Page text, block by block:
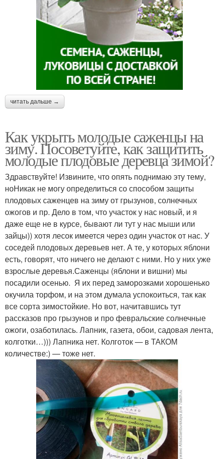
читать дальше →
Как укрыть молодые саженцы на
зиму. Посоветуйте, как защитить
молодые плодовые деревца зимой?
Здравствуйте! Извините, что опять поднимаю эту тему,
ноНикак не могу определиться со способом защиты
плодовых саженцев на зиму от грызунов, солнечных
ожогов и пр. Дело в том, что участок у нас новый, и я
даже еще не в курсе, бывают ли тут у нас мыши или
зайцы)) хотя лесок имеется через один участок от нас. У
соседей плодовых деревьев нет. А те, у которых яблони
есть, говорят, что ничего не делают с ними. Но у них уже
взрослые деревья.Саженцы (яблони и вишни) мы
посадили осенью. Я их перед заморозками хорошенько
окучила торфом, и на этом думала успокоиться, так как
все сорта зимостойкие. Но вот, начитавшись тут
рассказов про грызунов и про февральские солнечные
ожоги, озаботилась. Лапник, газета, обои, садовая лента,
колготки…))) Лапника нет. Колготок — в ТАКОМ
количестве:) — тоже нет.